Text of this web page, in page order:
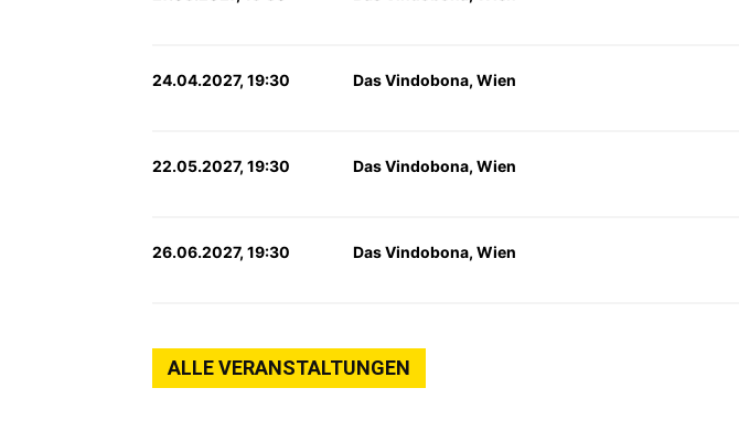
24.04.2027, 19:30 Das Vindobona, Wien
22.05.2027, 19:30 Das Vindobona, Wien
26.06.2027, 19:30 Das Vindobona, Wien
ALLE VERANSTALTUNGEN